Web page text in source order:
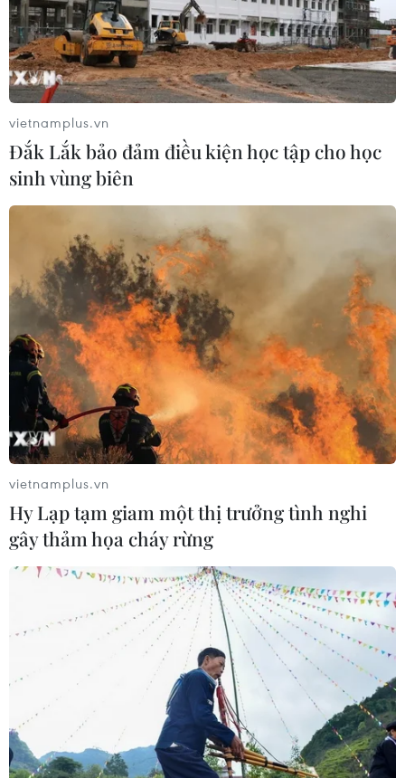
vietnamplus.vn
Đắk Lắk bảo đảm điều kiện học tập cho học
sinh vùng biên
vietnamplus.vn
Hy Lạp tạm giam một thị trưởng tình nghi
gây thảm họa cháy rừng